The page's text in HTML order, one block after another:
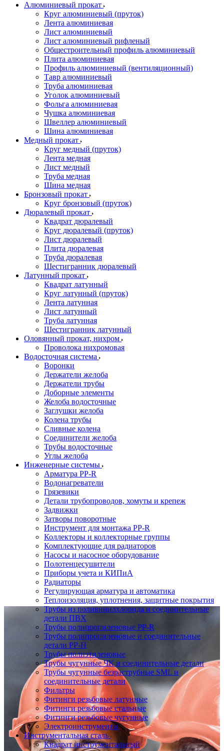
Алюминиевый прокат
Круг алюминиевый (пруток)
Лента алюминиевая
Лист алюминиевый
Лист алюминиевый рифленый
Общестроительный профиль алюминиевый
Плита алюминиевая
Профиль алюминиевый (вентиляционный)
Тавр алюминиевый
Труба алюминиевая
Уголок алюминиевый
Фольга алюминиевая
Чушка алюминиевая
Швеллер алюминиевый
Шина алюминиевая
Медный прокат
Круг медный (пруток)
Лента медная
Лист медный
Труба медная
Шина медная
Бронзовый прокат
Круг бронзовый (пруток)
Дюралевый прокат
Квадрат дюралевый
Круг дюралевый (пруток)
Лист дюралевый
Плита дюралевая
Труба дюралевая
Шестигранник дюралевый
Латунный прокат
Квадрат латунный
Круг латунный (пруток)
Лента латунная
Лист латунный
Труба латунная
Шестигранник латунный
Оловянный прокат, нихром
Проволока нихромовая
Водосточная система
Воронки
Держатели желоба
Держатели трубы
Доборные элементы
Желоба водосточные
Заглушки желоба
Колена трубы
Сливные колена
Соединители желоба
Трубы водосточные
Углы желоба
Инженерные системы
Арматура PP-R
Водонагреватели
Грязевики
Детали трубопроводов, хомуты и крепеж
Задвижки
Затворы поворотные
Инструмент для монтажа PP-R
Коллекторы и коллекторные группы
Комплектующие для радиаторов
Насосы и насосное оборудование
Полотенцесушители
Приборы учета и КИПиА
Радиаторы
Регулирующая арматура и автоматика
Теплоизоляция, уплотнения, защитные покрытия
Трубы из поливинилхлорида и соединительные
детали ПВХ
Трубы полипропиленовые PP-R
Трубы полипропиленовые и соединительные
детали PP-H
Трубы полиэтиленовые
Трубы чугунные ЧК и соединительные детали
Трубы чугунные безраструбные SML и
соединительные детали
Фильтры
Фитинги резьбовые латунные
Фитинги резьбовые стальные
Фитинги резьбовые чугунные
Электроинструменты
Инструментальная сталь
Квадрат инструментальный